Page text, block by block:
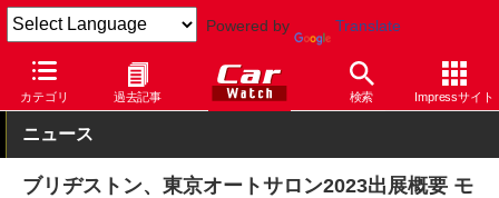
Powered by Translate
カテゴリ 過去記事 検索 Impressサイト
Car Watch イベント 東京オートサロン 2023
ニュース
ブリヂストン、東京オートサロン2023出展概要 モ